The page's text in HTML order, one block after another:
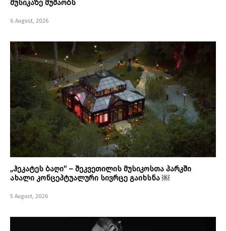
მუსიკაზე მუშაობს
6 August, 2026
„ჰეკატეს ბაღი“ – შეკვეთილის მუსიკოსთა პარკში
ახალი კონცეპტუალური სივრცე გაიხსნა ￼
5 August, 2026